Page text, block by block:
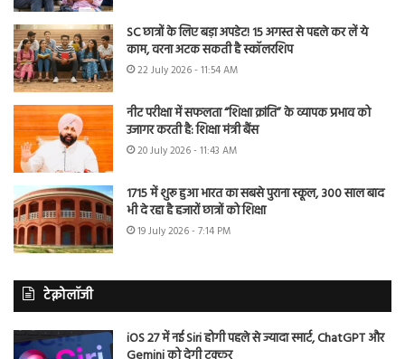
SC छात्रों के लिए बड़ा अपडेट! 15 अगस्त से पहले कर लें ये
काम, वरना अटक सकती है स्कॉलरशिप
22 July 2026 - 11:54 AM
नीट परीक्षा में सफलता “शिक्षा क्रांति” के व्यापक प्रभाव को
उजागर करती है: शिक्षा मंत्री बैंस
20 July 2026 - 11:43 AM
1715 में शुरू हुआ भारत का सबसे पुराना स्कूल, 300 साल बाद
भी दे रहा है हजारों छात्रों को शिक्षा
19 July 2026 - 7:14 PM
टेक्नोलॉजी
iOS 27 में नई Siri होगी पहले से ज्यादा स्मार्ट, ChatGPT और